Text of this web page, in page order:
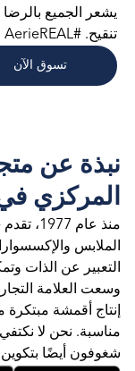
يشعر الجميع بالرضا
تنقيح. #AerieREAL
تسوق الآن
نبذة عن
المركزي في
الملابس
التعبير عن الذات
وسعت العلامة
إنتاج أقمشة مبتكرة
مناسبة. نحن لا
شغوفون أيضًا